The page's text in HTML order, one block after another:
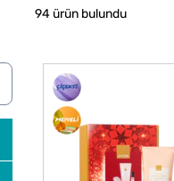
94 ürün bulundu